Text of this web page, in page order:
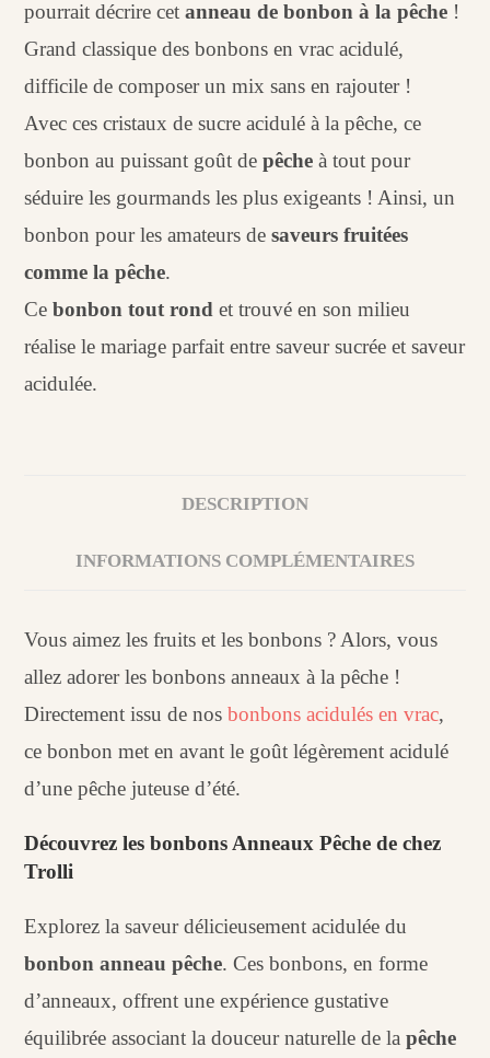
pourrait décrire cetanneau de bonbon à la pêche !
Grand classique des bonbons en vrac acidulé,
difficile de composer un mix sans en rajouter !
Avec ces cristaux de sucre acidulé à la pêche, ce
bonbon au puissant goût depêche à tout pour
séduire les gourmands les plus exigeants ! Ainsi, un
bonbon pour les amateurs desaveurs fruitées
comme la pêche.
Cebonbon tout rond et trouvé en son milieu
réalise le mariage parfait entre saveur sucrée et saveur
acidulée.
DESCRIPTION
INFORMATIONS COMPLÉMENTAIRES
Vous aimez les fruits et les bonbons ? Alors, vous
allez adorer les bonbons anneaux à la pêche !
Directement issu de nosbonbons acidulés en vrac,
ce bonbon met en avant le goût légèrement acidulé
d’une pêche juteuse d’été.
Découvrez les bonbons Anneaux Pêche de chez
Trolli
Explorez la saveur délicieusement acidulée du
bonbon anneau pêche. Ces bonbons, en forme
d’anneaux, offrent une expérience gustative
équilibrée associant la douceur naturelle de lapêche